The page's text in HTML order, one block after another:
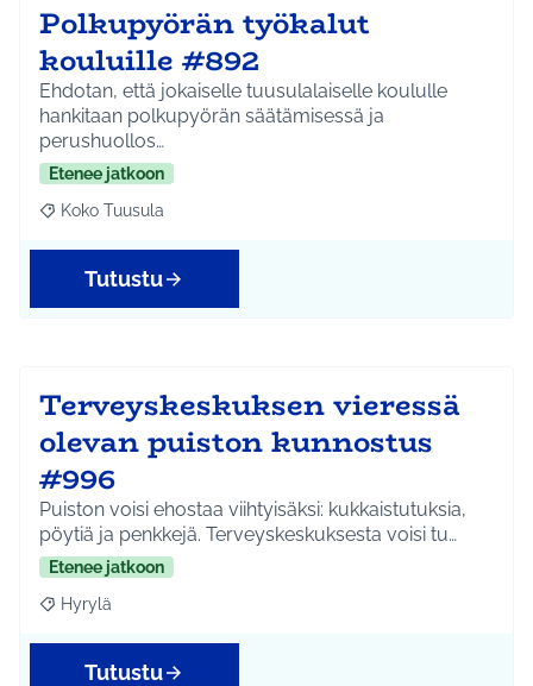
Polkupyörän työkalut
kouluille #892
Ehdotan, että jokaiselle tuusulalaiselle koululle
hankitaan polkupyörän säätämisessä ja
perushuollos…
Etenee jatkoon
Rajaa tulokset aihepiirin mukaan: Koko Tuusula
Koko Tuusula
Tutustu
Terveyskeskuksen vieressä
olevan puiston kunnostus
#996
Puiston voisi ehostaa viihtyisäksi: kukkaistutuksia,
pöytiä ja penkkejä. Terveyskeskuksesta voisi tu…
Etenee jatkoon
Rajaa tulokset aihepiirin mukaan: Hyrylä
Hyrylä
Tutustu